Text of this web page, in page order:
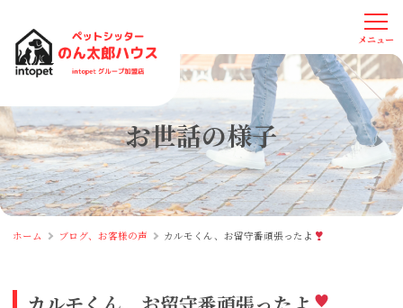
お世話の様子
ホーム ブログ、お客様の声 カルモくん、お留守番頑張ったよ